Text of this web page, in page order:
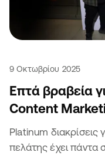
9 Οκτωβρίου 2025
Επτά βραβεία
Content
Platinum διακρίσεις
πελάτης έχει πάντα